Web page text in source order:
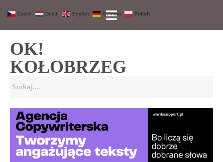
OK!
KOŁOBRZEG
Czech Dutch English German Polish